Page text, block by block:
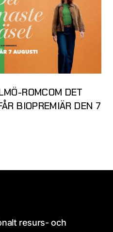
ROMCOM DET
BIOPREMIÄR DEN 7
resurs- och